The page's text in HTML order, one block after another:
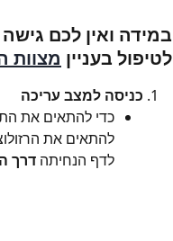
במידה ואין לכם
לטיפול בעניין מצוות
כניסה למצב עריכה
כדי להתאים את
להתאים את
לדף הנחיתה דרך